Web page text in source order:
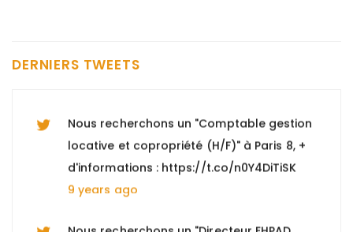
DERNIERS TWEETS
9 years ago
locative et copropriété (H/F)" à Paris 8, +
d'informations : https://t.co/n0Y4DiTiSK
9 years ago
Nous recherchons un "Directeur EHPAD
H/F" à Marseille, pour tout savoir :